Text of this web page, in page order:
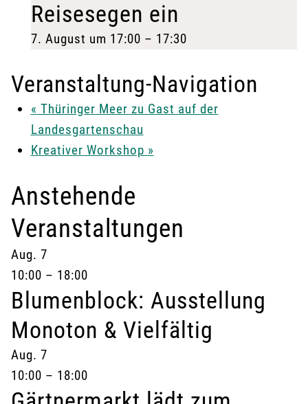
Reisesegen ein
7. August um 17:00 – 17:30
Veranstaltung-Navigation
« Thüringer Meer zu Gast auf der
Landesgartenschau
Kreativer Workshop »
Anstehende
Veranstaltungen
Aug. 7
10:00 – 18:00
Blumenblock: Ausstellung
Monoton & Vielfältig
Aug. 7
10:00 – 18:00